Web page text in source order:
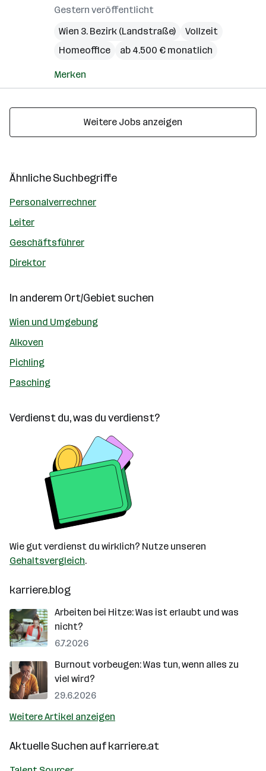
Gestern veröffentlicht
Wien 3. Bezirk (Landstraße)
Vollzeit
Homeoffice
ab 4.500 € monatlich
Merken
Weitere Jobs anzeigen
Ähnliche Suchbegriffe
Personalverrechner
Leiter
Geschäftsführer
Direktor
In anderem Ort/Gebiet suchen
Wien und Umgebung
Alkoven
Pichling
Pasching
Verdienst du, was du verdienst?
Wie gut verdienst du wirklich? Nutze unseren
Gehaltsvergleich.
karriere.blog
Arbeiten bei Hitze: Was ist erlaubt und was
nicht?
6.7.2026
Burnout vorbeugen: Was tun, wenn alles zu
viel wird?
29.6.2026
Weitere Artikel anzeigen
Aktuelle Suchen aufkarriere.at